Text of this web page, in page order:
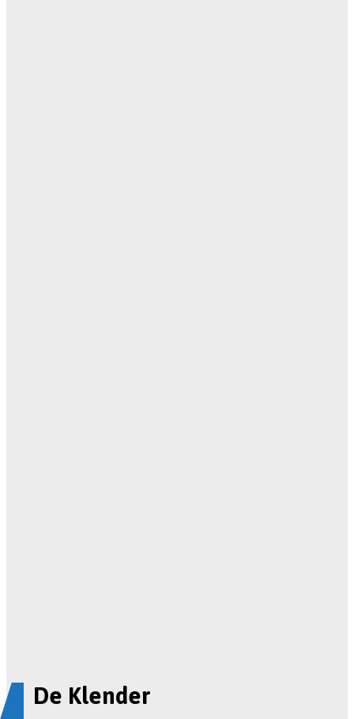
De Klender